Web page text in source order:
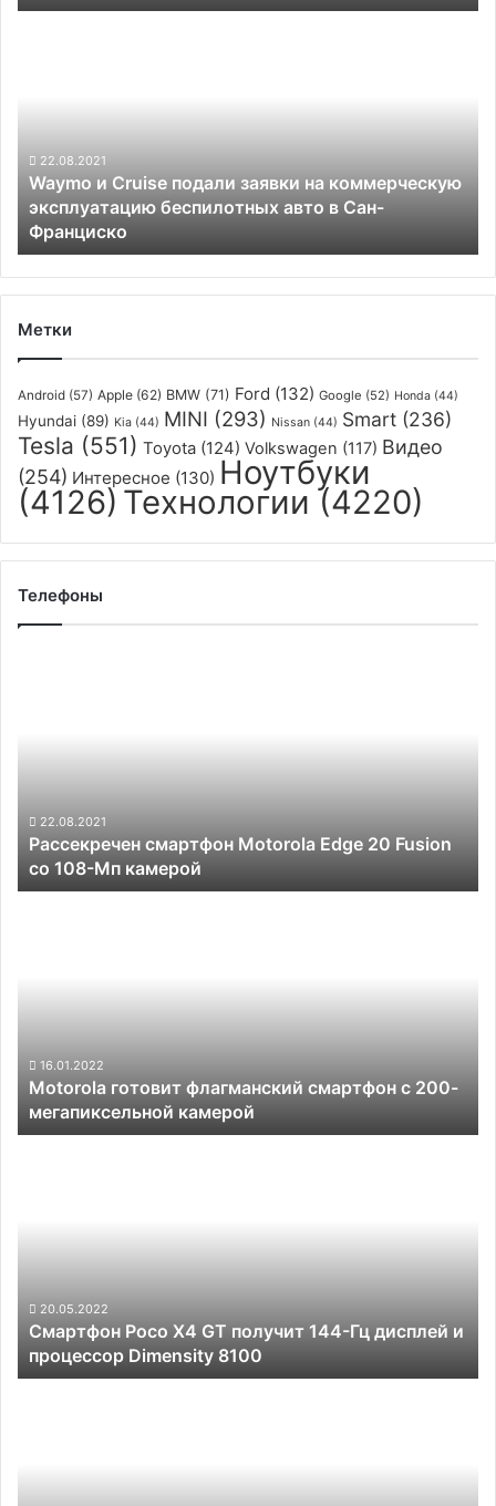
коммерческую
эксплуатацию
беспилотных
авто
в
Сан-
Франциско
22.08.2021
Waymo и Cruise подали заявки на коммерческую
эксплуатацию беспилотных авто в Сан-
Франциско
Метки
Android (57) Apple (62) BMW (71) Ford (132) Google (52) Honda (44)
Hyundai (89) Kia (44) MINI (293) Nissan (44) Smart (236)
Tesla (551) Toyota (124) Volkswagen (117) Видео
(254) Интересное (130) Ноутбуки
(4126) Технологии (4220)
Телефоны
108-
Мп
камерой
22.08.2021
Рассекречен смартфон Motorola Edge 20 Fusion
со 108-Мп камерой
камерой
16.01.2022
Motorola готовит флагманский смартфон с 200-
мегапиксельной камерой
дисплей
процессор
Dimensity
20.05.2022
Смартфон Poco X4 GT получит 144-Гц дисплей и
процессор Dimensity 8100